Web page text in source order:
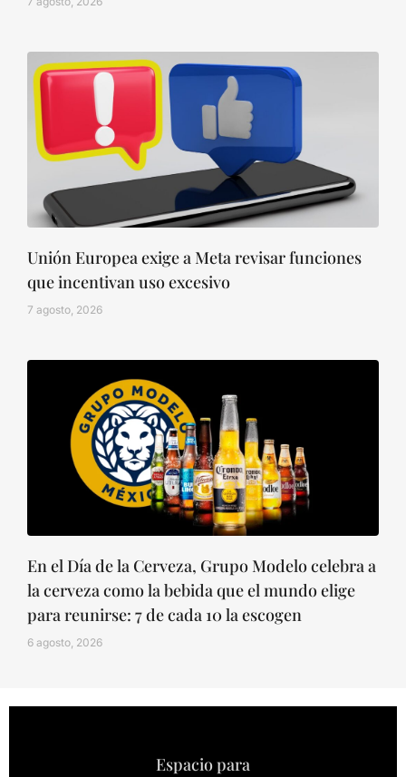
Unión Europea exige a Meta revisar funciones
que incentivan uso excesivo
7 agosto, 2026
En el Día de la Cerveza, Grupo Modelo celebra a
la cerveza como la bebida que el mundo elige
para reunirse: 7 de cada 10 la escogen
6 agosto, 2026
Espacio para